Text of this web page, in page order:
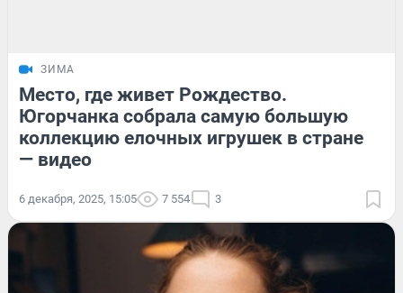
ЗИМА
Место, где живет Рождество.
Югорчанка собрала самую большую
коллекцию елочных игрушек в стране
— видео
6 декабря, 2025, 15:05 7 554 3